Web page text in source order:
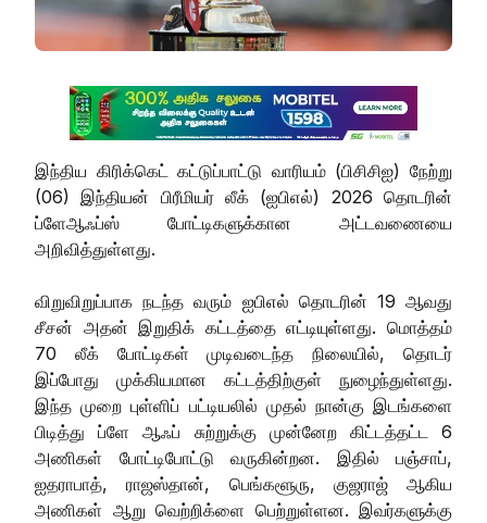
இந்திய கிரிக்கெட் கட்டுப்பாட்டு வாரியம் (பிசிசிஐ) நேற்று
(06) இந்தியன் பிரீமியர் லீக் (ஐபிஎல்) 2026 தொடரின்
ப்ளேஆஃப்ஸ் போட்டிகளுக்கான அட்டவணையை
அறிவித்துள்ளது.
விறுவிறுப்பாக நடந்த வரும் ஐபிஎல் தொடரின் 19 ஆவது
சீசன் அதன் இறுதிக் கட்டத்தை எட்டியுள்ளது. மொத்தம்
70 லீக் போட்டிகள் முடிவடைந்த நிலையில், தொடர்
இப்போது முக்கியமான கட்டத்திற்குள் நுழைந்துள்ளது.
இந்த முறை புள்ளிப் பட்டியலில் முதல் நான்கு இடங்களை
பிடித்து ப்ளே ஆஃப் சுற்றுக்கு முன்னேற கிட்டத்தட்ட 6
அணிகள் போட்டிபோட்டு வருகின்றன. இதில் பஞ்சாப்,
ஐதராபாத், ராஜஸ்தான், பெங்களூரு, குஜராஜ் ஆகிய
அணிகள் ஆறு வெற்றிக்ளை பெற்றுள்ளன. இவர்களுக்கு